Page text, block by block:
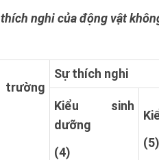
nghi của động vật
Sự thích nghi
Kiểu sinh
dưỡng
(4)
(5)